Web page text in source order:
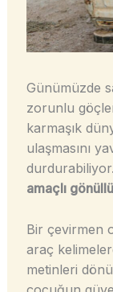
Günümüzde
zorunlu
karmaşık
ulaşmasını
amaçlı
Bir çevirmen
araç
metinleri